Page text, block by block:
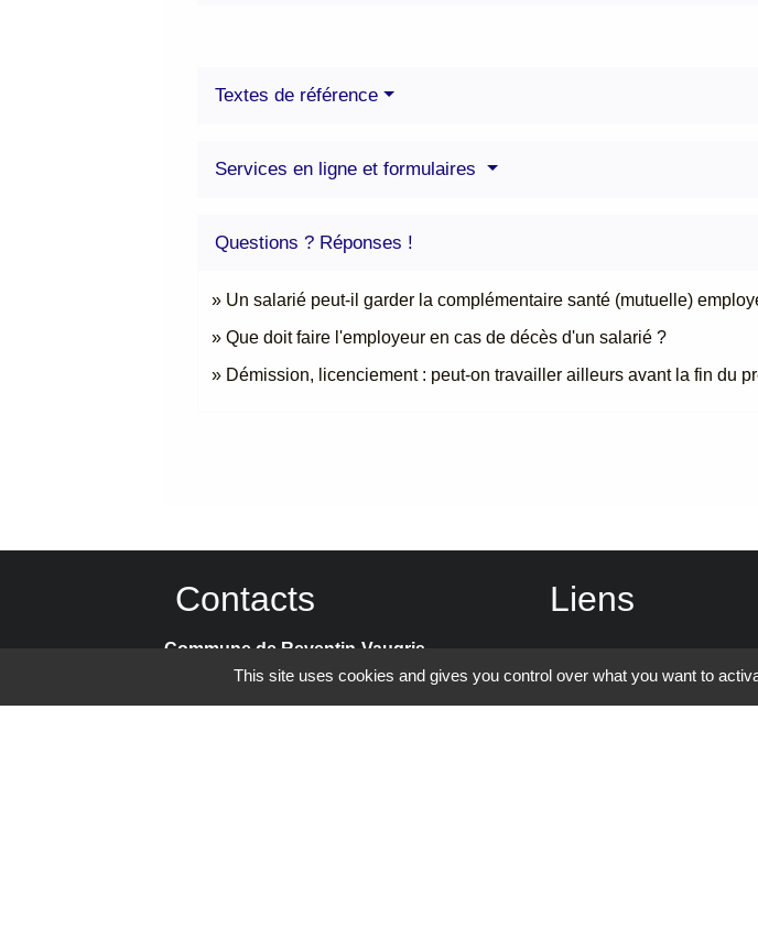
Textes de référence
Services en ligne et formulaires
Questions ? Réponses !
Un salarié peut-il garder la complémentaire santé (mutuelle)
Que doit faire l'employeur en cas de décès d'un salarié ?
Démission, licenciement : peut-on travailler ailleurs avant la fin du
Contacts
Commune de Reventin-Vaugris
85, rue de la Mairie
38121 Reventin-Vaugris - FRANCE
Liens
Région Auvergne Rhône-
This site uses cookies and gives you control over what you want to